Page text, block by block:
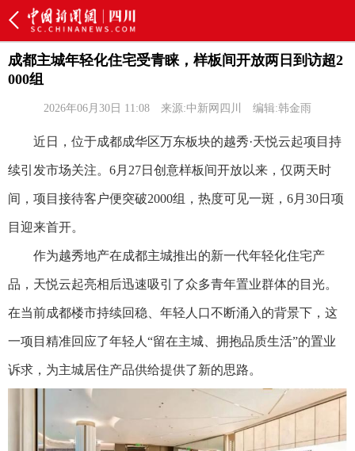
成都主城年轻化住宅受青睐，样板间开放两日到访超2
000组
2026年06月30日 11:08 来源:中新网四川 编辑:韩金雨
近日，位于成都成华区万东板块的越秀·天悦云起项目持
续引发市场关注。6月27日创意样板间开放以来，仅两天时
间，项目接待客户便突破2000组，热度可见一斑，6月30日项
目迎来首开。
作为越秀地产在成都主城推出的新一代年轻化住宅产
品，天悦云起亮相后迅速吸引了众多青年置业群体的目光。
在当前成都楼市持续回稳、年轻人口不断涌入的背景下，这
一项目精准回应了年轻人“留在主城、拥抱品质生活”的置业
诉求，为主城居住产品供给提供了新的思路。